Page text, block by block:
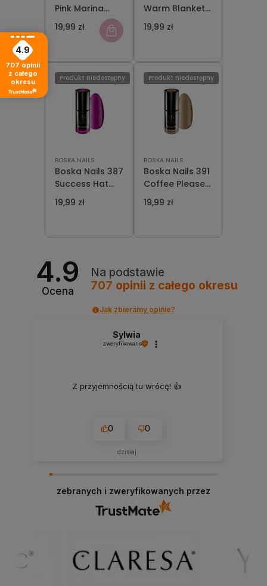
Pink Marina
Lakier
Hybrydowy 6
19,99 zł
Warm Blanket
Lakier
Hybrydowy 6
19,99 zł
BOSKA NAILS
Boska Nails 387
Success Hat
Lakier
Hybrydowy 6
19,99 zł
Produkt niedostępny
BOSKA NAILS
Boska Nails 391
Coffee Please
Lakier
Hybrydowy 6
19,99 zł
Produkt niedostępny
4.9
Ocena
Na podstawie
707 opinii z całego okresu
Jak zbieramy opinie?
Sylwia
zweryfikowano
Z przyjemnością tu wrócę! 👍
0 0
dzisiaj
zebranych i zweryfikowanych przez
4.9
707 opinii
z całego
okresu